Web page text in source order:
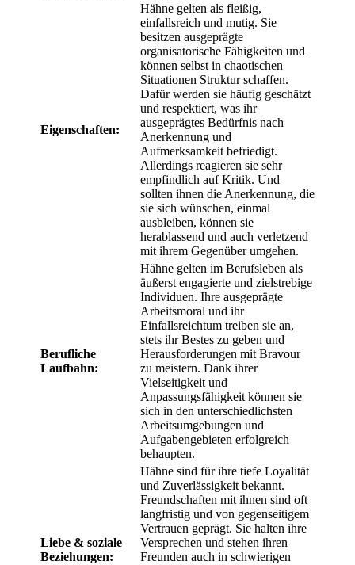
Eigenschaften:
Hähne gelten als fleißig,
einfallsreich und mutig. Sie
besitzen ausgeprägte
organisatorische Fähigkeiten und
können selbst in chaotischen
Situationen Struktur schaffen.
Dafür werden sie häufig geschätzt
und respektiert, was ihr
ausgeprägtes Bedürfnis nach
Anerkennung und
Aufmerksamkeit befriedigt.
Allerdings reagieren sie sehr
empfindlich auf Kritik. Und
sollten ihnen die Anerkennung, die
sie sich wünschen, einmal
ausbleiben, können sie
herablassend und auch verletzend
mit ihrem Gegenüber umgehen.
Berufliche
Laufbahn:
Hähne gelten im Berufsleben als
äußerst engagierte und zielstrebige
Individuen. Ihre ausgeprägte
Arbeitsmoral und ihr
Einfallsreichtum treiben sie an,
stets ihr Bestes zu geben und
Herausforderungen mit Bravour
zu meistern. Dank ihrer
Vielseitigkeit und
Anpassungsfähigkeit können sie
sich in den unterschiedlichsten
Arbeitsumgebungen und
Aufgabengebieten erfolgreich
behaupten.
Liebe & soziale
Beziehungen:
Hähne sind für ihre tiefe Loyalität
und Zuverlässigkeit bekannt.
Freundschaften mit ihnen sind oft
langfristig und von gegenseitigem
Vertrauen geprägt. Sie halten ihre
Versprechen und stehen ihren
Freunden auch in schwierigen